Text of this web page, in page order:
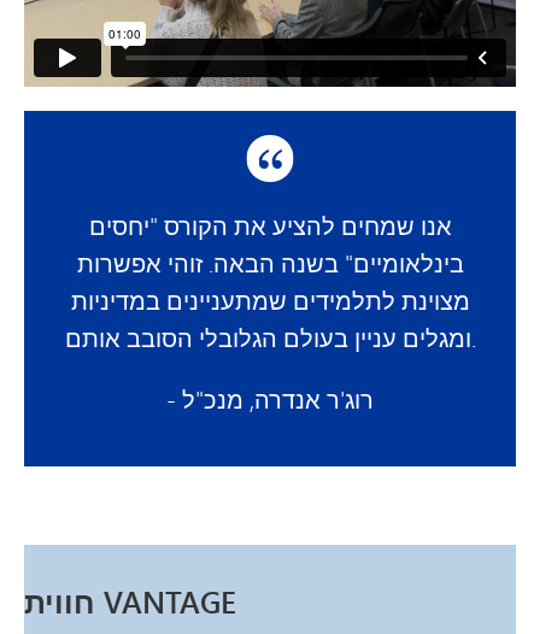
אנו שמחים להציע את הקורס "יחסים
בינלאומיים" בשנה הבאה. זוהי אפשרות
מצוינת לתלמידים שמתעניינים במדיניות
ומגלים עניין בעולם הגלובלי הסובב אותם.
- רוג'ר אנדרה, מנכ"ל
חווית VANTAGE